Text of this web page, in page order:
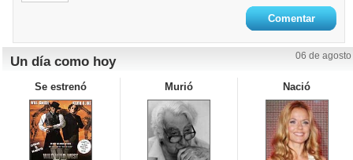
Un día como hoy 06 de agosto
Se estrenó Murió Nació